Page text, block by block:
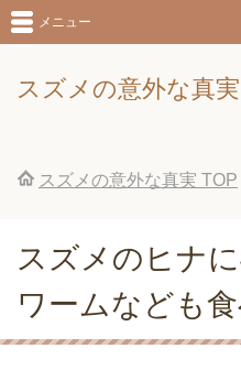
スズメの意外な真実
メニュー
スズメの意外な真実 TOP
スズメのヒナ
ワームなども